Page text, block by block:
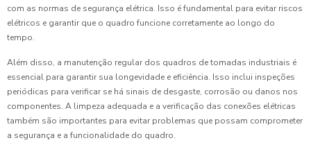
com as normas de segurança elétrica. Isso é fundamental para evitar riscos
elétricos e garantir que o quadro funcione corretamente ao longo do
tempo.
Além disso, a manutenção regular dos quadros de tomadas industriais é
essencial para garantir sua longevidade e eficiência. Isso inclui inspeções
periódicas para verificar se há sinais de desgaste, corrosão ou danos nos
componentes. A limpeza adequada e a verificação das conexões elétricas
também são importantes para evitar problemas que possam comprometer
a segurança e a funcionalidade do quadro.